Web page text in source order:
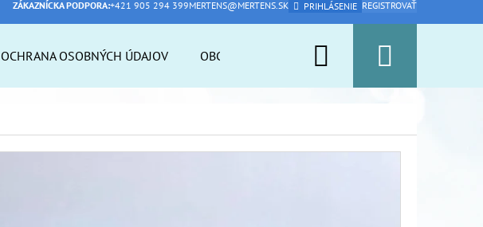
ZÁKAZNÍCKA PODPORA:+421 905 294 399MERTENS@MERTENS.SK PRIHLÁSENIE REGISTROVAŤ
OCHRANA OSOBNÝCH ÚDAJOV OBCHODNÉ PODMIENKY Hľadať